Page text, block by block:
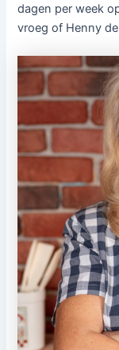
dagen per week
vroeg of Henny